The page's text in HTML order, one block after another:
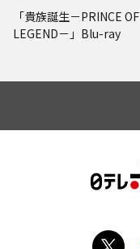
「貴族誕生－PRINCE OF
LEGEND－」Blu-ray